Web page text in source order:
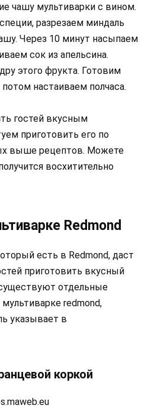
чашу мультиварки с вином.
разрезаем миндаль
Через 10 минут насыпаем
сок из апельсина.
этого фрукта. Готовим
настаиваем полчаса.
гостей вкусным
приготовить его по
выше рецептов. Можете
восхитительно
Redmond
есть в Redmond, даст
приготовить вкусный
отдельные
redmond,
указывает в
коркой